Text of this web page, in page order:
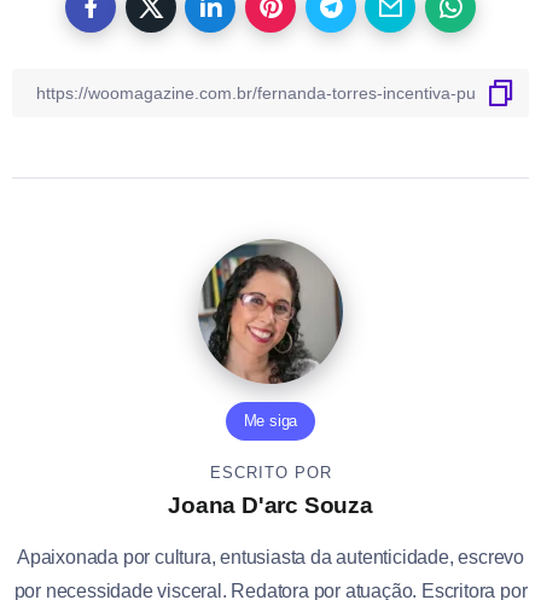
Me siga
ESCRITO POR
Joana D'arc Souza
Apaixonada por cultura, entusiasta da autenticidade, escrevo
por necessidade visceral. Redatora por atuação. Escritora por